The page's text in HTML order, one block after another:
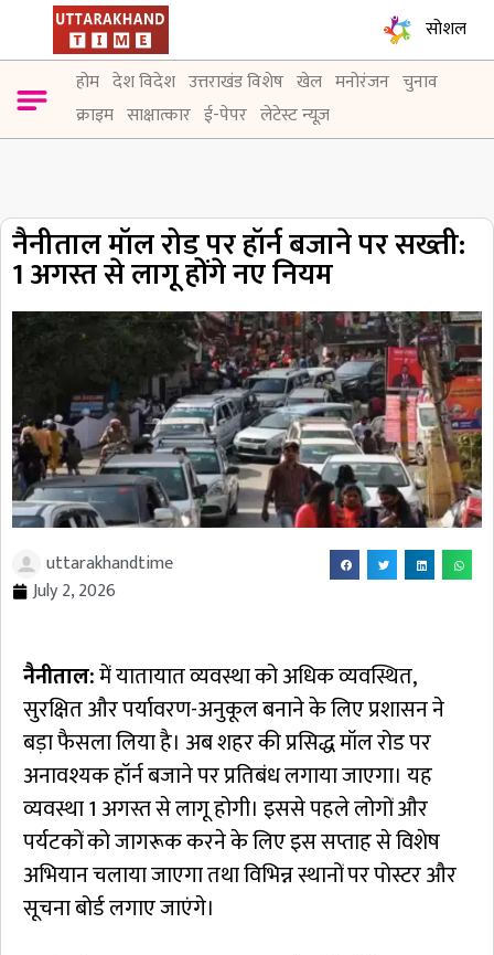
सोशल
होम देश विदेश उत्तराखंड विशेष खेल मनोरंजन चुनाव
क्राइम साक्षात्कार ई-पेपर लेटेस्ट न्यूज़
नैनीताल मॉल रोड पर हॉर्न बजाने पर सख्ती:
1 अगस्त से लागू होंगे नए नियम
uttarakhandtime
July 2, 2026
नैनीताल:में यातायात व्यवस्था को अधिक व्यवस्थित,
सुरक्षित और पर्यावरण-अनुकूल बनाने के लिए प्रशासन ने
बड़ा फैसला लिया है। अब शहर की प्रसिद्ध मॉल रोड पर
अनावश्यक हॉर्न बजाने पर प्रतिबंध लगाया जाएगा। यह
व्यवस्था 1 अगस्त से लागू होगी। इससे पहले लोगों और
पर्यटकों को जागरूक करने के लिए इस सप्ताह से विशेष
अभियान चलाया जाएगा तथा विभिन्न स्थानों पर पोस्टर और
सूचना बोर्ड लगाए जाएंगे।